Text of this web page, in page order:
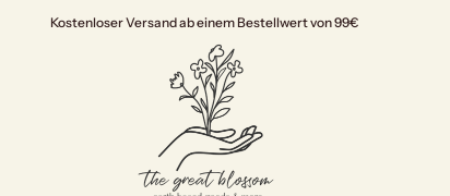
Kostenloser Versand ab einem Bestellwert von 99€
The Great Blossom